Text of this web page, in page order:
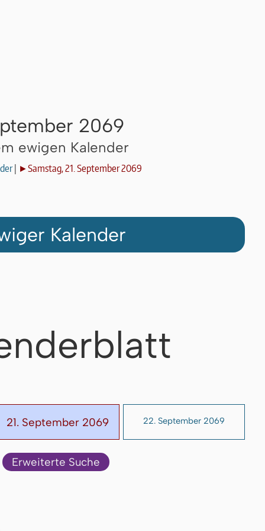
2069
ewigen Kalender
| ►Samstag, 21. September 2069
Kalender
21. September 2069 22. September 2069
Erweiterte Suche